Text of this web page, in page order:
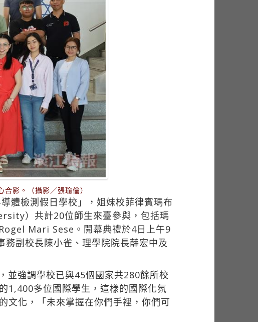
影。（攝影／張瑜倫）
體檢測假日學校」，姐妹校菲律賓瑪布
）共計20位師生來臺參與，包括瑪
Mari Sese。開幕典禮於4日上午9
副校長陳小雀、理學院院長薛宏中及
並強調學校已與45個國家共280餘所校
1,400多位國際學生，這樣的國際化氛
文化，「未來掌握在你們手裡，你們可